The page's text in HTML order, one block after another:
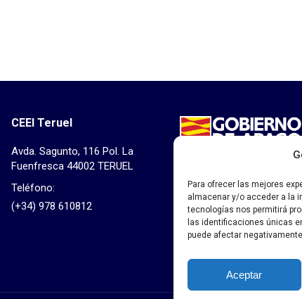
Para ofrecer las mejores
almacenar y/o acceder a la
tecnologías nos permitirá
las identificaciones únicas
puede afectar
Aceptar
CEEI Teruel
Avda. Sagunto, 116 Pol. La
Fuenfresca 44002 TERUEL
Teléfono:
(+34) 978 610812
Responsabilidad social
corporativa
Perfil del contratante